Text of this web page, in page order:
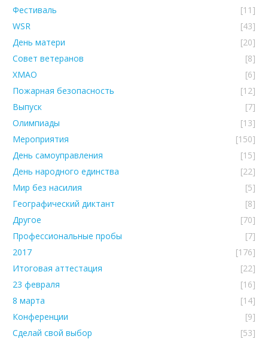
Фестиваль
[11]
WSR
[43]
День матери
[20]
Совет ветеранов
[8]
ХМАО
[6]
Пожарная безопасность
[12]
Выпуск
[7]
Олимпиады
[13]
Мероприятия
[150]
День самоуправления
[15]
День народного единства
[22]
Мир без насилия
[5]
Географический диктант
[8]
Другое
[70]
Профессиональные пробы
[7]
2017
[176]
Итоговая аттестация
[22]
23 февраля
[16]
8 марта
[14]
Конференции
[9]
Сделай свой выбор
[53]